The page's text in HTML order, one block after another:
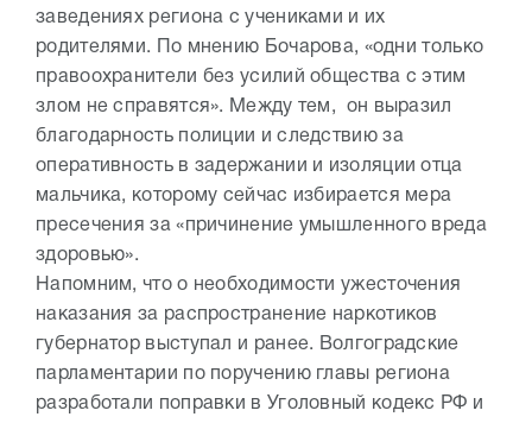
заведениях региона с учениками и их
родителями. По мнению Бочарова, «одни только
правоохранители без усилий общества с этим
злом не справятся». Между тем, он выразил
благодарность полиции и следствию за
оперативность в задержании и изоляции отца
мальчика, которому сейчас избирается мера
пресечения за «причинение умышленного вреда
здоровью».
Напомним, что о необходимости ужесточения
наказания за распространение наркотиков
губернатор выступал и ранее. Волгоградские
парламентарии по поручению главы региона
разработали поправки в Уголовный кодекс РФ и